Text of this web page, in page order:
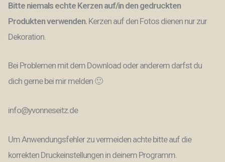
Bitte niemals echte Kerzen auf/in den gedruckten
Produkten verwenden. Kerzen auf den Fotos dienen nur zur
Dekoration.
Bei Problemen mit dem Download oder anderem darfst du
dich gerne bei mir melden 🙂
info@yvonneseitz.de
Um Anwendungsfehler zu vermeiden achte bitte auf die
korrekten Druckeinstellungen in deinem Programm.